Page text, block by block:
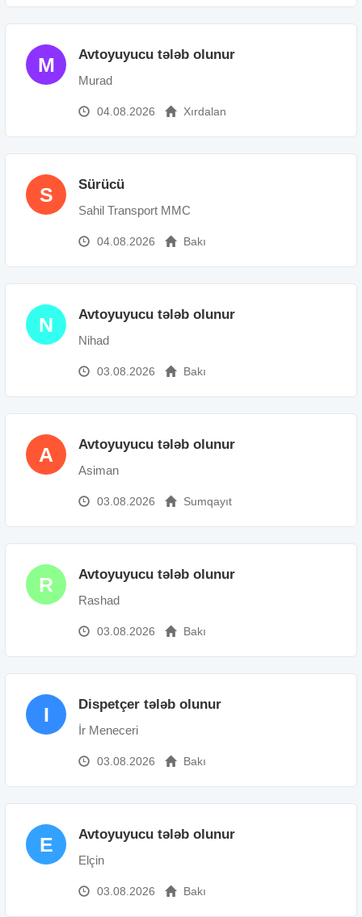
M Avtoyuyucu tələb olunur
Murad
04.08.2026 Xırdalan
S Sürücü
Sahil Transport MMC
04.08.2026 Bakı
N Avtoyuyucu tələb olunur
Nihad
03.08.2026 Bakı
A Avtoyuyucu tələb olunur
Asiman
03.08.2026 Sumqayıt
R Avtoyuyucu tələb olunur
Rashad
03.08.2026 Bakı
I Dispetçer tələb olunur
İr Meneceri
03.08.2026 Bakı
E Avtoyuyucu tələb olunur
Elçin
03.08.2026 Bakı